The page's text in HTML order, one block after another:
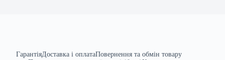
ГарантіяДоставка і оплатаПовернення та обмін товару